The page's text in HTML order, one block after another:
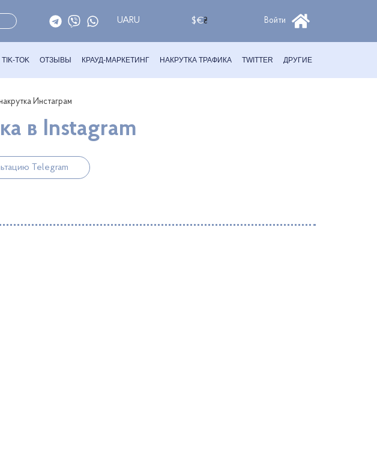
UARU $€₴ Войти
TIK-TOK ОТЗЫВЫ КРАУД-МАРКЕТИНГ НАКРУТКА ТРАФИКА TWITTER ДРУГИЕ
Инстаграм
в Instagram
Telegram